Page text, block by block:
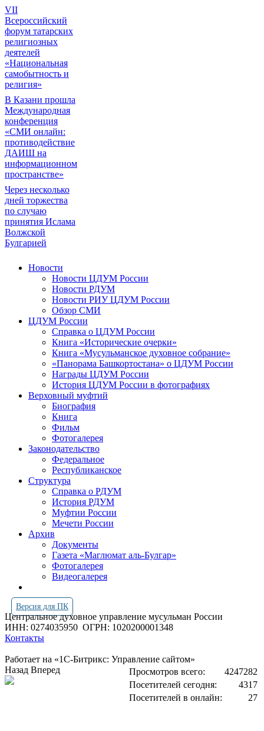
VII
Всероссийский
форум татарских
религиозных
деятелей
«Национальная
самобытность и
религия»
В Казани прошла
Международная
конференция
«СМИ онлайн:
противодействие
ДАИШ на
информационном
пространстве»
Через несколько
дней торжества
по случаю
принятия Ислама
Волжской
Булгарией
Новости
Новости ЦДУМ России
Новости РДУМ
Новости РИУ ЦДУМ России
Обзор СМИ
ЦДУМ России
Справка о ЦДУМ России
Книга «Исторические очерки»
Книга «Мусульманское духовное собрание»
«Панорама Башкортостана» о ЦДУМ России
Награды ЦДУМ России
История ЦДУМ России в фотографиях
Верховный муфтий
Биография
Книга
Фильм
Фотогалерея
Законодательство
Федеральное
Республиканское
Структура
Справка о РДУМ
История РДУМ
Муфтии России
Мечети России
Архив
Документы
Газета «Маглюмат аль-Булгар»
Фотогалерея
Видеогалерея
Версия для ПК
Центральное духовное управление мусульман России
ИНН: 0274035950 ОГРН: 1020200001348
Контакты
Работает на «1С-Битрикс: Управление сайтом»
Просмотров всего:
4247282
Посетителей сегодня:
4317
Посетителей в онлайн:
27
Назад Вперед